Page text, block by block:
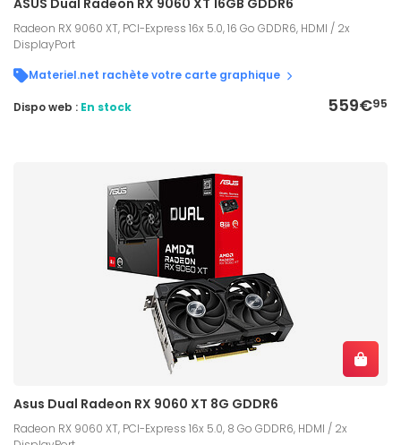
Radeon RX 9060 XT, PCI-Express 16x 5.0, 16 Go GDDR6, HDMI / 2x
DisplayPort
Materiel.net rachète votre carte graphique
559€95
Dispo web : En stock
Asus Dual Radeon RX 9060 XT 8G GDDR6
Radeon RX 9060 XT, PCI-Express 16x 5.0, 8 Go GDDR6, HDMI / 2x